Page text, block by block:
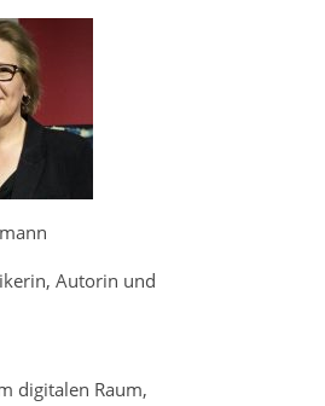
Autorin und
digitalen Raum,